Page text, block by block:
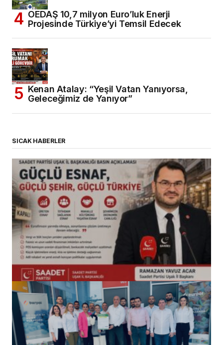
OEDAŞ 10,7 milyon Euro’luk Enerji
Projesinde Türkiye’yi Temsil Edecek
Kenan Atalay: “Yeşil Vatan Yanıyorsa,
Geleceğimiz de Yanıyor”
SICAK HABERLER
(başlıksız)
Alaattin Karahan tarafından 14/07/2026